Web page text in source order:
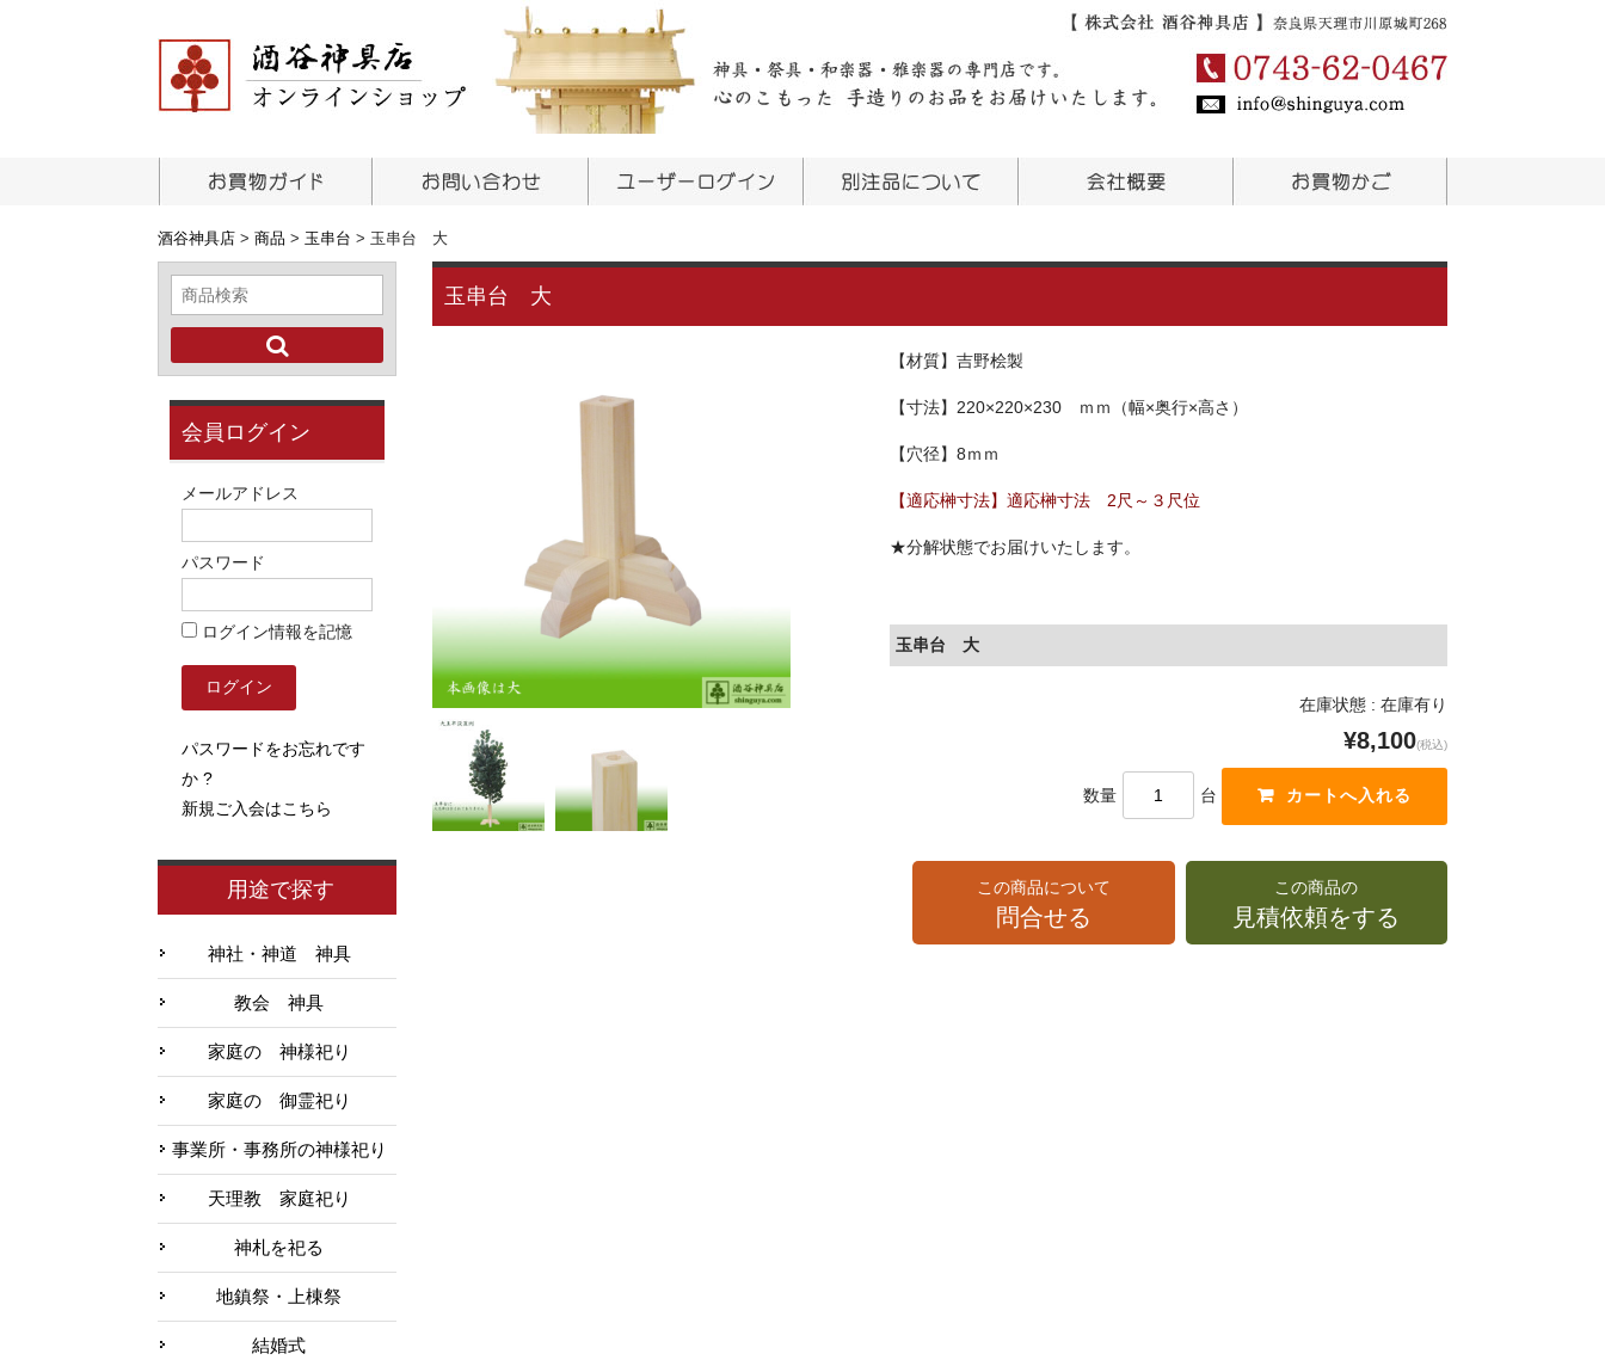
酒谷神具店 > 商品 > 玉串台 > 玉串台 大
玉串台 大
【材質】吉野桧製
【寸法】220×220×230 ｍｍ（幅×奥行×高さ）
【穴径】8ｍｍ
【適応榊寸法】適応榊寸法 2尺～３尺位
★分解状態でお届けいたします。
玉串台 大
在庫状態 : 在庫有り
¥8,100(税込)
数量 台
この商品について
問合せる
この商品の
見積依頼をする
会員ログイン
メールアドレス
パスワード
ログイン情報を記憶
パスワードをお忘れです
か ?
新規ご入会はこちら
用途で探す
神社・神道 神具
教会 神具
家庭の 神様祀り
家庭の 御霊祀り
事業所・事務所の神様祀り
天理教 家庭祀り
神札を祀る
地鎮祭・上棟祭
結婚式